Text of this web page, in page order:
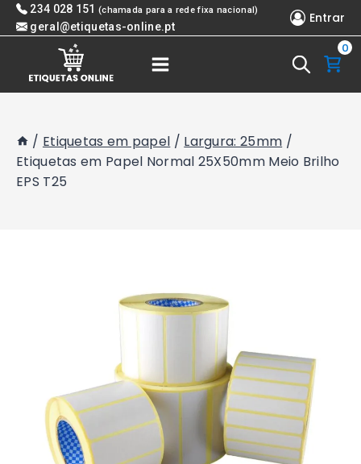
Skip 234 028 151 (chamada para a rede fixa nacional)
geral@etiquetas-online.pt
Entrar
0
/ Etiquetas em papel / Largura: 25mm /
Etiquetas em Papel Normal 25X50mm Meio Brilho
EPS T25